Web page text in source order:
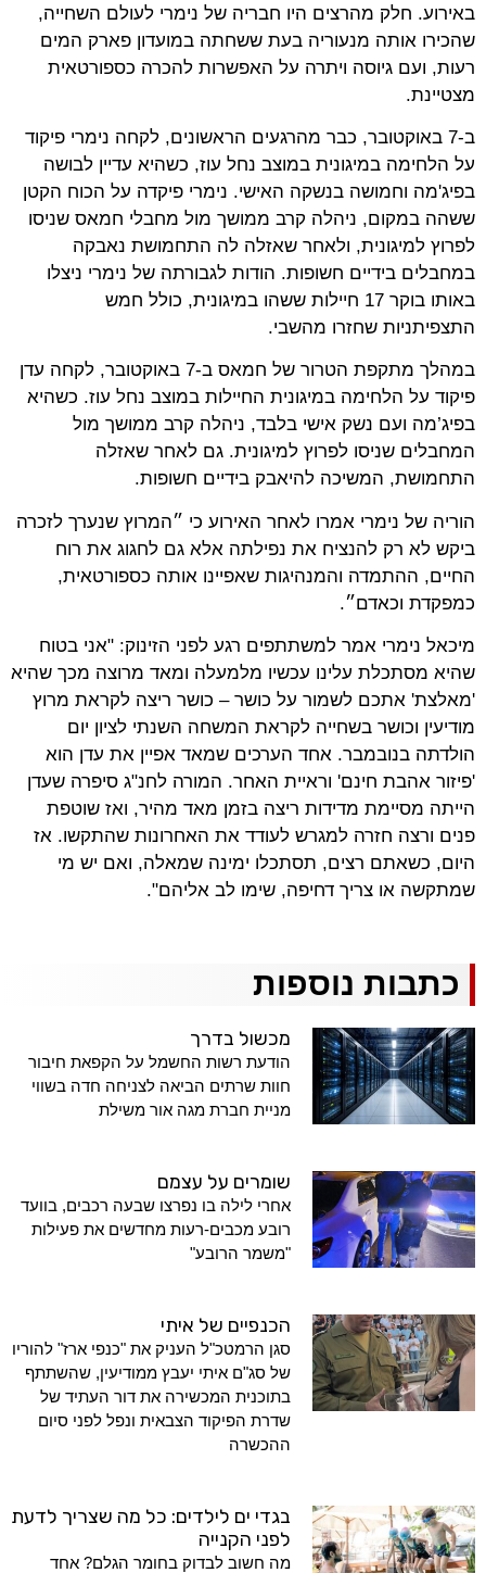
באירוע. חלק מהרצים היו חבריה של נימרי לעולם השחייה,
שהכירו אותה מנעוריה בעת ששחתה במועדון פארק המים
רעות, ועם גיוסה ויתרה על האפשרות להכרה כספורטאית
מצטיינת.
ב-7 באוקטובר, כבר מהרגעים הראשונים, לקחה נימרי פיקוד
על הלחימה במיגונית במוצב נחל עוז, כשהיא עדיין לבושה
בפיג'מה וחמושה בנשקה האישי. נימרי פיקדה על הכוח הקטן
ששהה במקום, ניהלה קרב ממושך מול מחבלי חמאס שניסו
לפרוץ למיגונית, ולאחר שאזלה לה התחמושת נאבקה
במחבלים בידיים חשופות. הודות לגבורתה של נימרי ניצלו
באותו בוקר 17 חיילות ששהו במיגונית, כולל חמש
התצפיתניות שחזרו מהשבי.
במהלך מתקפת הטרור של חמאס ב-7 באוקטובר, לקחה עדן
פיקוד על הלחימה במיגונית החיילות במוצב נחל עוז. כשהיא
בפיג’מה ועם נשק אישי בלבד, ניהלה קרב ממושך מול
המחבלים שניסו לפרוץ למיגונית. גם לאחר שאזלה
התחמושת, המשיכה להיאבק בידיים חשופות.
הוריה של נימרי אמרו לאחר האירוע כי ״המרוץ שנערך לזכרה
ביקש לא רק להנציח את נפילתה אלא גם לחגוג את רוח
החיים, ההתמדה והמנהיגות שאפיינו אותה כספורטאית,
כמפקדת וכאדם״.
מיכאל נימרי אמר למשתתפים רגע לפני הזינוק: "אני בטוח
שהיא מסתכלת עלינו עכשיו מלמעלה ומאד מרוצה מכך שהיא
'מאלצת' אתכם לשמור על כושר – כושר ריצה לקראת מרוץ
מודיעין וכושר בשחייה לקראת המשחה השנתי לציון יום
הולדתה בנובמבר. אחד הערכים שמאד אפיין את עדן הוא
'פיזור אהבת חינם' וראיית האחר. המורה לחנ"ג סיפרה שעדן
הייתה מסיימת מדידות ריצה בזמן מאד מהיר, ואז שוטפת
פנים ורצה חזרה למגרש לעודד את האחרונות שהתקשו. אז
היום, כשאתם רצים, תסתכלו ימינה שמאלה, ואם יש מי
שמתקשה או צריך דחיפה, שימו לב אליהם".
כתבות נוספות
מכשול בדרך
הודעת רשות החשמל על הקפאת חיבור
חוות שרתים הביאה לצניחה חדה בשווי
מניית חברת מגה אור משילת
שומרים על עצמם
אחרי לילה בו נפרצו שבעה רכבים, בוועד
רובע מכבים-רעות מחדשים את פעילות
"משמר הרובע"
הכנפיים של איתי
סגן הרמטכ"ל העניק את "כנפי ארז" להוריו
של סג"ם איתי יעבץ ממודיעין, שהשתתף
בתוכנית המכשירה את דור העתיד של
שדרת הפיקוד הצבאית ונפל לפני סיום
ההכשרה
בגדי ים לילדים: כל מה שצריך לדעת
לפני הקנייה
מה חשוב לבדוק בחומר הגלם? אחד